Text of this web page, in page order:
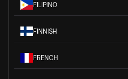
FILIPINO
FINNISH
FRENCH